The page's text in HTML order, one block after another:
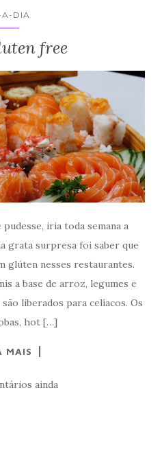
DIA
free
iria toda semana a
grata surpresa foi saber que
glúten nesses restaurantes.
a base de arroz, legumes e
liberados para celíacos. Os
hot […]
MAIS
ainda